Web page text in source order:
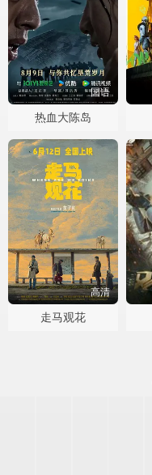
国语
热血大陈岛
高清
走马观花